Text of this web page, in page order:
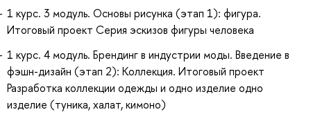
1 курс. 3 модуль. Основы рисунка (этап 1): фигура.
Итоговый проект Серия эскизов фигуры человека
1 курс. 4 модуль. Брендинг в индустрии моды. Введение в
фэшн-дизайн (этап 2): Коллекция. Итоговый проект
Разработка коллекции одежды и одно изделие одно
изделие (туника, халат, кимоно)